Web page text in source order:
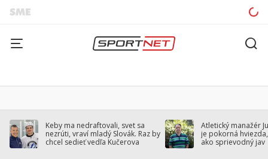
Keby ma nedraftovali, svet sa
nezrúti, vraví mladý Slovák. Raz by
chcel sedieť vedľa Kučerova
Atletický manažér
je pokorná
ako sprievodný jav